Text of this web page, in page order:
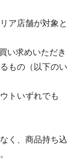
ア店舗が対象と
い求めいただき
もの（以下のい
トいずれでも
く、商品持ち込